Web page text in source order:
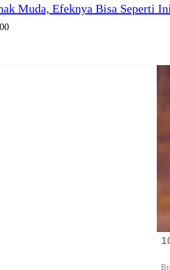
Muda, Efeknya Bisa Seperti